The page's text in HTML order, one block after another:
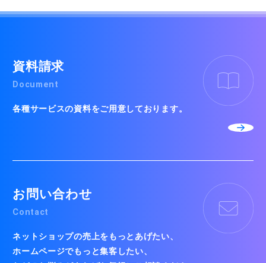
資料請求
Document
各種サービスの資料をご用意しております。
お問い合わせ
Contact
ネットショップの売上をもっとあげたい、
ホームページでもっと集客したい、